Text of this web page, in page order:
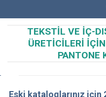
TEKSTIL VE İÇ-
ÜRETICILERI
PANTONE
Eski kataloglarınız için